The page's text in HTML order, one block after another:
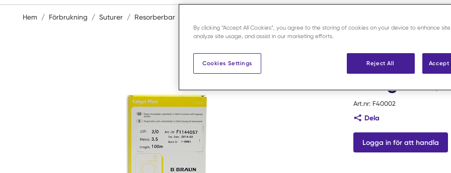
Hem / Förbrukning / Suturer / Resorberbar
Catgut
ofärgad
Art.nr: F40002
Dela
Logga in för att handla
By clicking “Accept All Cookies”, you agree to the storing of cookies on your device to enhance
analyze site usage, and assist in our marketing efforts.
Reject All Accept
Cookies Settings